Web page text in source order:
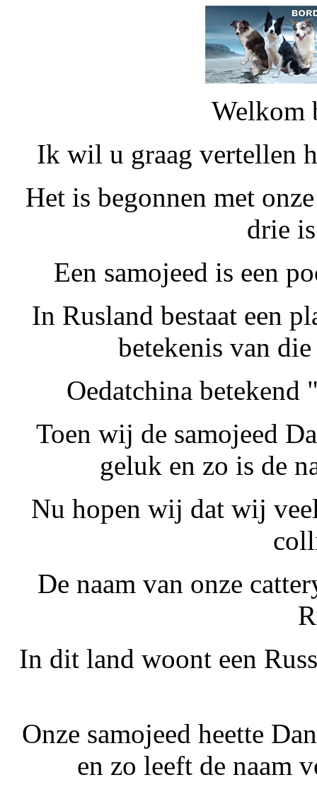
Welkom
Ik wil u graag vertellen
Het is begonnen met
drie
Een samojeed is een
In Rusland bestaat een
betekenis van
Oedatchina betekend
Toen wij de samojeed
geluk en zo is de
Nu hopen wij dat wij
De naam van onze
In dit land woont een
Onze samojeed heette
en zo leeft de naam